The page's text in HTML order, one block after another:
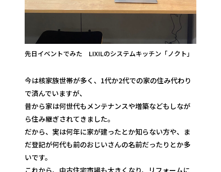
先日イベントでみた LIXILのシステムキッチン「ノクト」
今は核家族世帯が多く、1代か2代での家の住み代わり
で済んでいますが、
昔から家は何世代もメンテナンスや増築などもしなが
ら住み継ぎされてきました。
だから、実は何年に家が建ったとか知らない方や、ま
だ登記が何代も前のおじいさんの名前だったりとか多
いです。
これから、中古住宅市場も大きくなり、リフォームに